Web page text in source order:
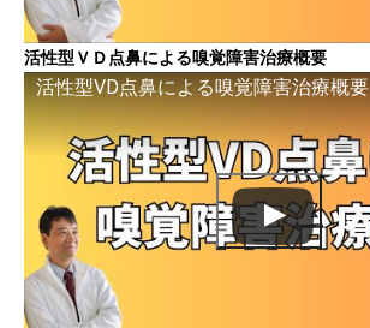
活性型ＶＤ点鼻による嗅覚障害治療概要
活性型VD点鼻による嗅覚障害治療概要